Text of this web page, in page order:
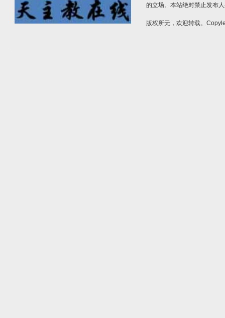
的立场。本站绝对禁止发布
版权所无，欢迎转载。